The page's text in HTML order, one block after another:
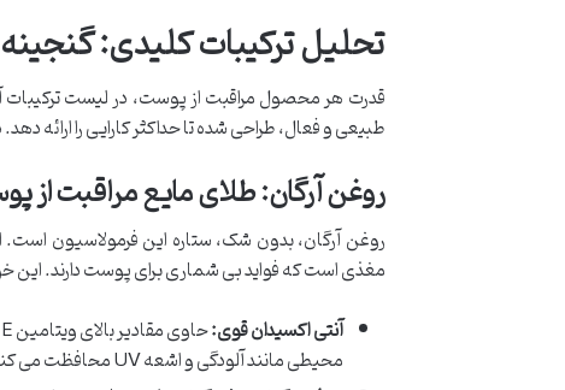
تحلیل ترکیبات کلیدی:
قدرت هر محصول مراقبت از پوست، در لیست
طبیعی و فعال، طراحی شده تا حداکثر کارایی را ارائه
روغن آرگان:طلای مایع مراقبت از
روغن آرگان، بدون شک، ستاره این فرمولاسیون
مغذی است که فواید بی شماری برای پوست دارند. این
آنتی اکسیدان قوی:
محیطی مانند آلودگی و اشعه UV محافظت می کند.